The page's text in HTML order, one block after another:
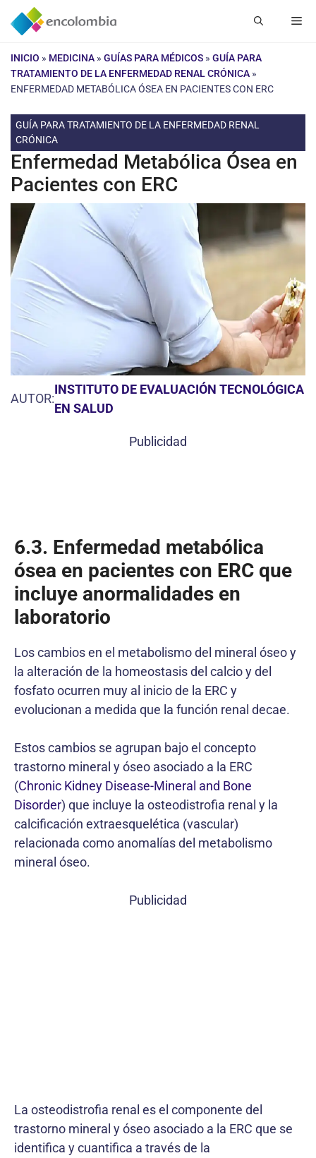
Saltar
INICIO » MEDICINA » GUÍAS PARA MÉDICOS » GUÍA PARA
TRATAMIENTO DE LA ENFERMEDAD RENAL CRÓNICA »
ENFERMEDAD METABÓLICA ÓSEA EN PACIENTES CON ERC
GUÍA PARA TRATAMIENTO DE LA ENFERMEDAD RENAL
CRÓNICA
Enfermedad Metabólica Ósea en
Pacientes con ERC
AUTOR:
INSTITUTO DE EVALUACIÓN TECNOLÓGICA
EN SALUD
Publicidad
6.3. Enfermedad metabólica
ósea en pacientes con ERC que
incluye anormalidades en
laboratorio
Los cambios en el metabolismo del mineral óseo y
la alteración de la homeostasis del calcio y del
fosfato ocurren muy al inicio de la ERC y
evolucionan a medida que la función renal decae.
Estos cambios se agrupan bajo el concepto
trastorno mineral y óseo asociado a la ERC
(Chronic Kidney Disease-Mineral and Bone
Disorder) que incluye la osteodistrofia renal y la
calcificación extraesquelética (vascular)
relacionada como anomalías del metabolismo
mineral óseo.
Publicidad
La osteodistrofia renal es el componente del
trastorno mineral y óseo asociado a la ERC que se
identifica y cuantifica a través de la